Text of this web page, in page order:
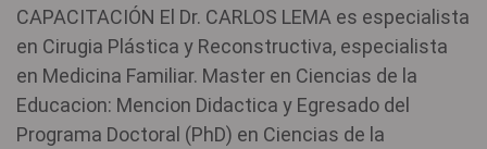
CAPACITACIÓN El Dr. CARLOS LEMA es especialista
en Cirugia Plástica y Reconstructiva, especialista
en Medicina Familiar. Master en Ciencias de la
Educacion: Mencion Didactica y Egresado del
Programa Doctoral (PhD) en Ciencias de la